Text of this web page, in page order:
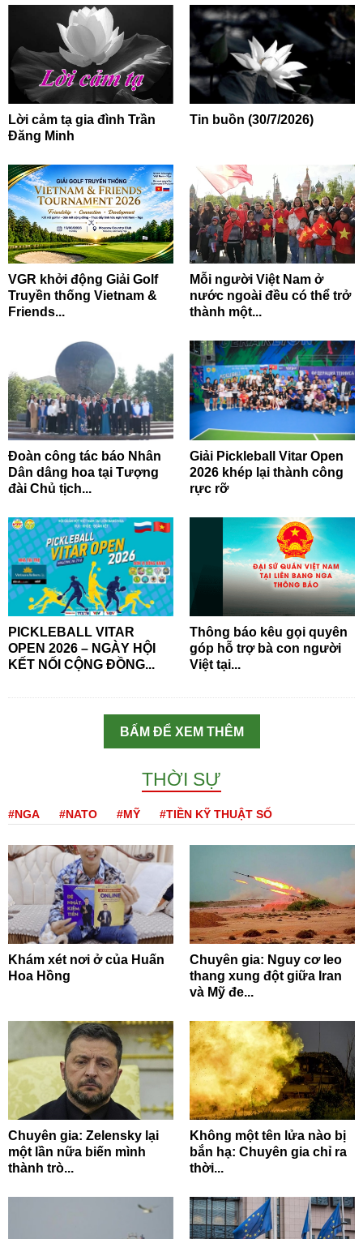
Lời cảm tạ gia đình Trần
Đăng Minh
Tin buồn (30/7/2026)
VGR khởi động Giải Golf
Truyền thống Vietnam &
Friends...
Mỗi người Việt Nam ở
nước ngoài đều có thể trở
thành một...
Đoàn công tác báo Nhân
Dân dâng hoa tại Tượng
đài Chủ tịch...
Giải Pickleball Vitar Open
2026 khép lại thành công
rực rỡ
PICKLEBALL VITAR
OPEN 2026 – NGÀY HỘI
KẾT NỐI CỘNG ĐỒNG...
Thông báo kêu gọi quyên
góp hỗ trợ bà con người
Việt tại...
BẤM ĐỂ XEM THÊM
THỜI SỰ
#NGA #NATO #MỸ #TIỀN KỸ THUẬT SỐ
Khám xét nơi ở của Huấn
Hoa Hồng
Chuyên gia: Nguy cơ leo
thang xung đột giữa Iran
và Mỹ đe...
Chuyên gia: Zelensky lại
một lần nữa biến mình
thành trò...
Không một tên lửa nào bị
bắn hạ: Chuyên gia chỉ ra
thời...